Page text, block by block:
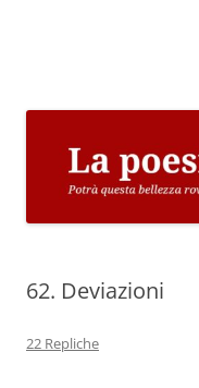
62. Deviazioni
22 Repliche